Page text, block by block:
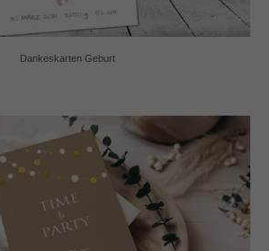
Dankeskarten Geburt